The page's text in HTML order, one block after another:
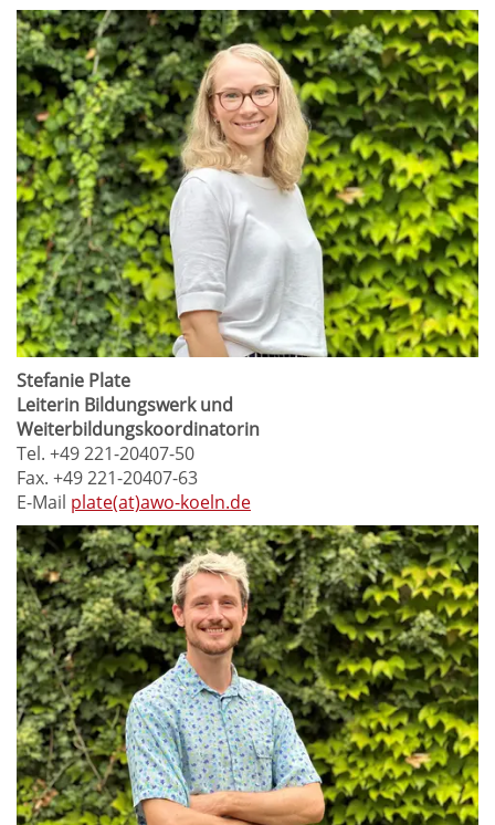
Stefanie Plate
Leiterin Bildungswerk und
Weiterbildungskoordinatorin
Tel. +49 221-20407-50
Fax. +49 221-20407-63
E-Mail plate(at)awo-koeln.de